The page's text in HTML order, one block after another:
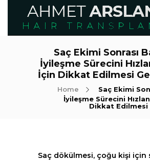
Saç Ekimi Sonrası
İyileşme Sürecini
İçin Dikkat Edilmesi
Home
Saç Ekimi
İyileşme Sürecini
Dikkat Edilmesi
Saç dökülmesi, çoğu kişi için